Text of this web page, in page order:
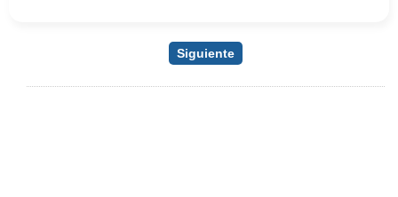
Siguiente